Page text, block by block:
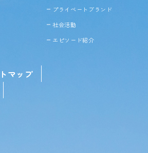
プライベートブランド
社会活動
エピソード紹介
マップ